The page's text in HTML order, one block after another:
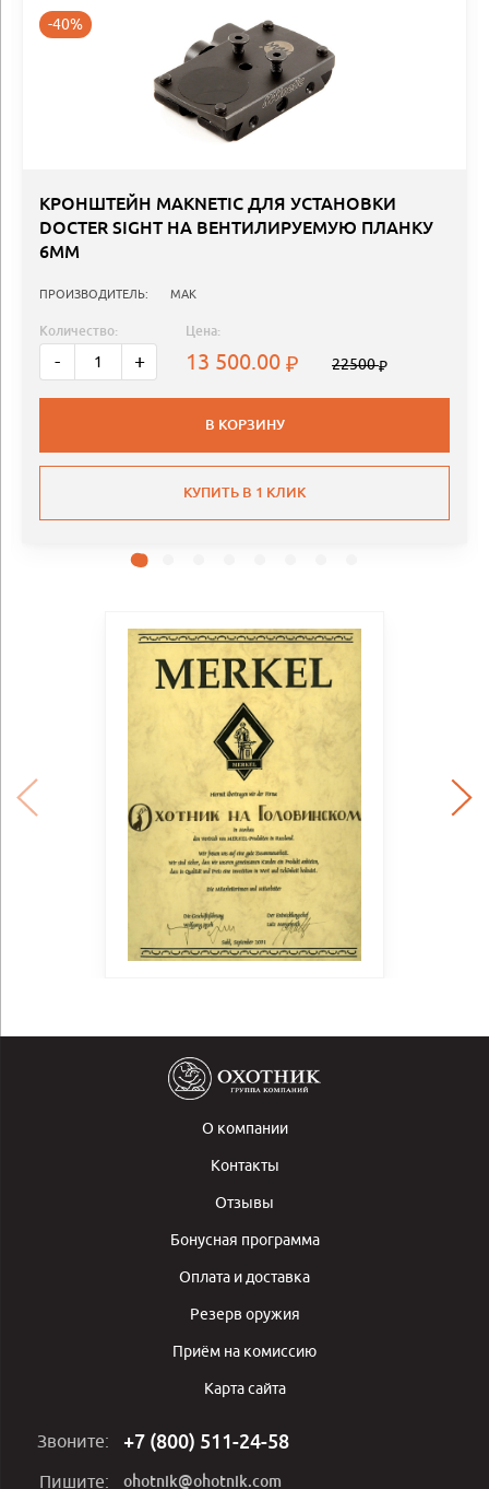
-40%
КРОНШТЕЙН MAKNETIC ДЛЯ УСТАНОВКИ
DOCTER SIGHT НА ВЕНТИЛИРУЕМУЮ ПЛАНКУ
6ММ
ПРОИЗВОДИТЕЛЬ: MAK
Количество:
- +
Цена:
13 500.00 22500
В КОРЗИНУ
КУПИТЬ В 1 КЛИК
О компании
Контакты
Отзывы
Бонусная программа
Оплата и доставка
Резерв оружия
Приём на комиссию
Карта сайта
Звоните: +7 (800) 511-24-58
Пишите: ohotnik@ohotnik.com